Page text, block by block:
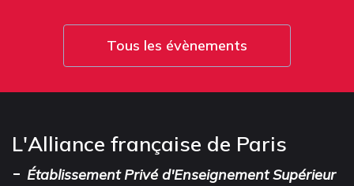
Tous les évènements
L'Alliance française de Paris
- Établissement Privé d'Enseignement Supérieur